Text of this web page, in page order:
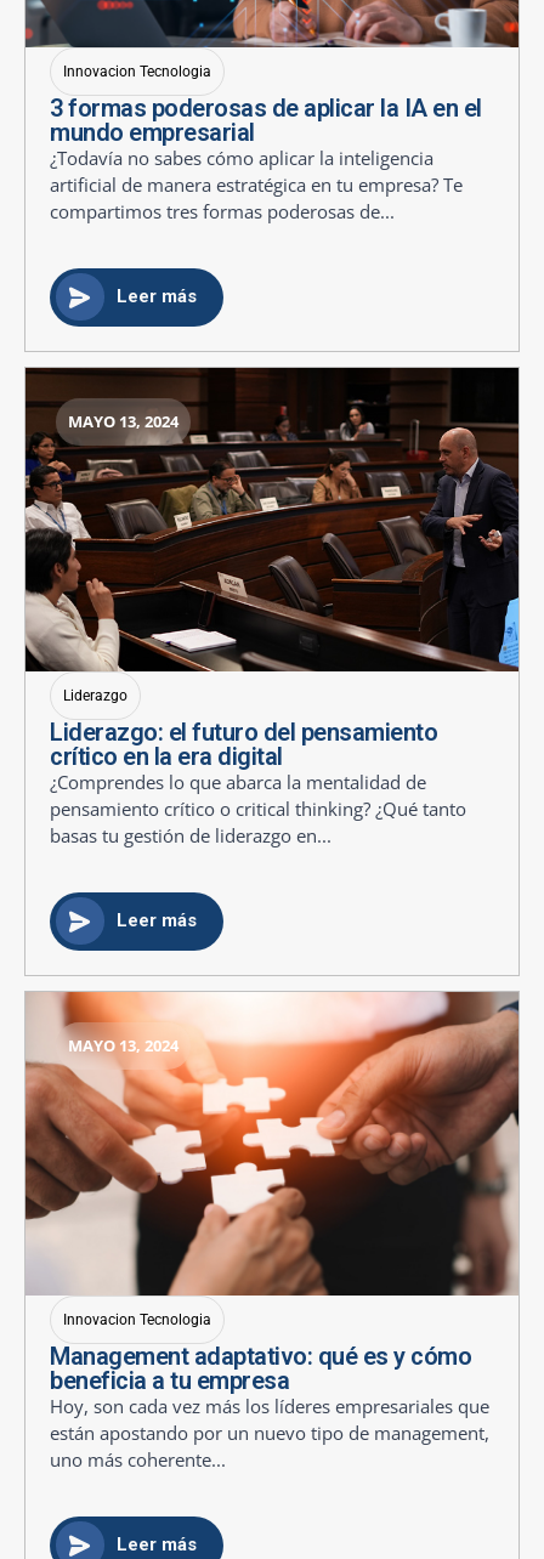
Innovacion Tecnologia
3 formas poderosas de aplicar la IA en el
mundo empresarial
¿Todavía no sabes cómo aplicar la inteligencia
artificial de manera estratégica en tu empresa? Te
compartimos tres formas poderosas de...
Leer más
MAYO 13, 2024
Liderazgo
Liderazgo: el futuro del pensamiento
crítico en la era digital
¿Comprendes lo que abarca la mentalidad de
pensamiento crítico o critical thinking? ¿Qué tanto
basas tu gestión de liderazgo en...
Leer más
MAYO 13, 2024
Innovacion Tecnologia
Management adaptativo: qué es y cómo
beneficia a tu empresa
Hoy, son cada vez más los líderes empresariales que
están apostando por un nuevo tipo de management,
uno más coherente...
Leer más